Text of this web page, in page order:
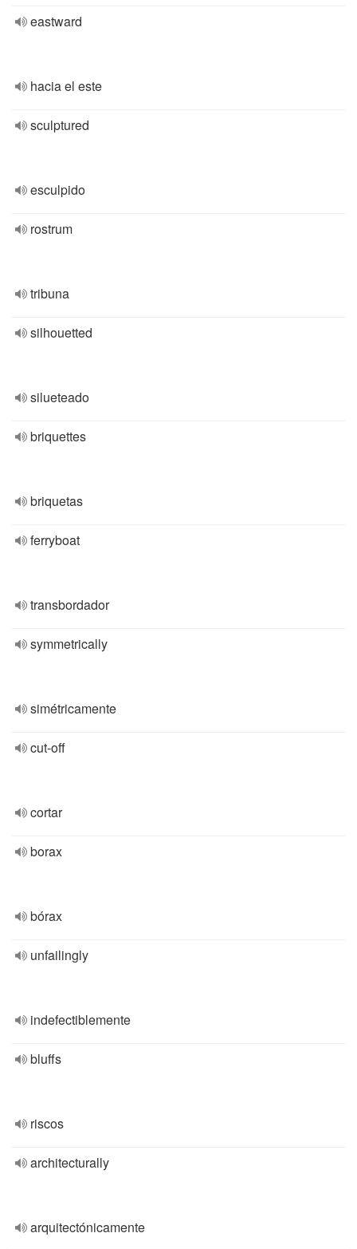
eastward
hacia el este
sculptured
esculpido
rostrum
tribuna
silhouetted
silueteado
briquettes
briquetas
ferryboat
transbordador
symmetrically
simétricamente
cut-off
cortar
borax
bórax
unfailingly
indefectiblemente
bluffs
riscos
architecturally
arquitectónicamente